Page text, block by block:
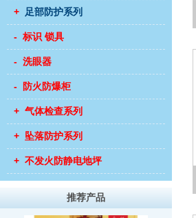
+ 足部防护系列
- 标识 锁具
- 洗眼器
- 防火防爆柜
+ 气体检查系列
+ 坠落防护系列
+ 不发火防静电地坪
推荐产品